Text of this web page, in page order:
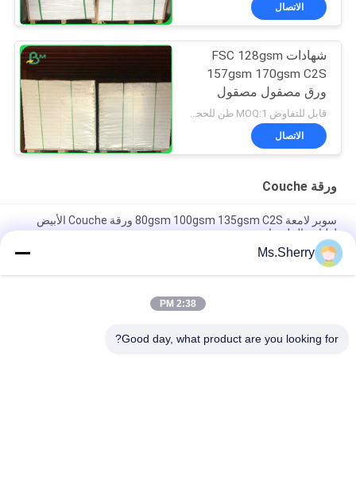
الاتصال
شهادات FSC 128gsm
157gsm 170gsm C2S
ورق مصقول مصقول
للطباعة
قابل للتفاوض MOQ:1 طن للحجم المشترك و 10 طن لحجم خاص
الاتصال
ورقة Couche
سوبر لامعة 80gsm 100gsm 135gsm C2S ورقة Couche الأبيض
لطباعة الملصقات
300gsm للمجلات
Ms.Sherry
2:38 PM
Good day, what product are you looking for?